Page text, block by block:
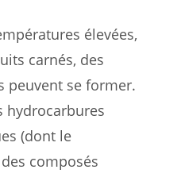
élevées,
carnés, des
peuvent se former.
hydrocarbures
(dont le
composés